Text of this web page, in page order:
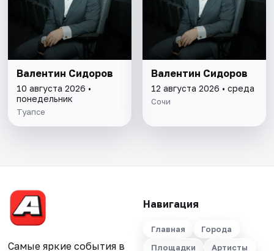
Валентин Сидоров
10 августа 2026 •
понедельник
Туапсе
Валентин Сидоров
12 августа 2026 • среда
Сочи
Самые яркие события в
Навигация
Главная
Города
Площадки
Артисты